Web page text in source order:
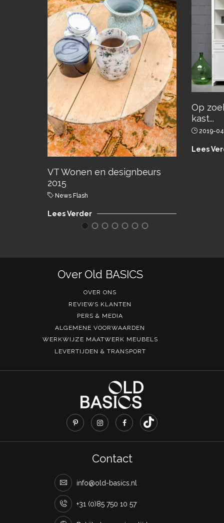
VT Wonen en designbeurs
2015
News Flash
Lees Verder
Op
kast...
2019-04
Lees
Over Old BASICS
OVER ONS
REVIEWS KLANTEN
PERS & MEDIA
ALGEMENE VOORWAARDEN
WERKWIJZE MAATWERK MEUBELS
LEVERTIJDEN & TRANSPORT
Contact
info@old-basics.nl
+31 (0)85 750 10 57